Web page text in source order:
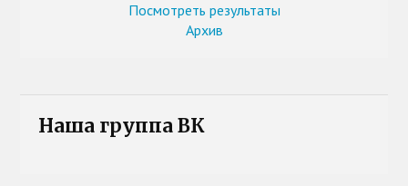
Посмотреть результаты
Архив
Наша группа ВК